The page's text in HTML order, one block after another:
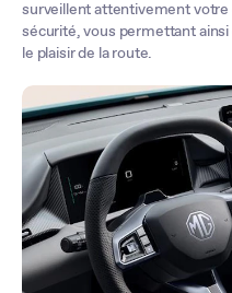
surveillent attentivement
sécurité, vous permettant
le plaisir de la route.